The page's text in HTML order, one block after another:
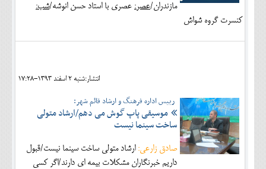
مازندران/عصر: عصری با استاد حسن انوشه/شب:
کنسرت گروه شواش
انتشار:شنبه 2 اسفند 1393-17:28
رییس اداره فرهنگ و ارشاد قائم شهر:
موسیقی پاپ گوش می دهم/ارشاد متولی
ساخت سینما نیست
صادق زارعی: ارشاد متولی ساخت سینما نیست/قبول
داریم خبرنگاران مشکلات بیمه ای دارند/اگر کسی